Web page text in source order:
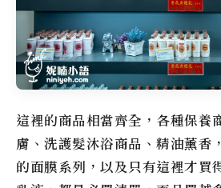
這裡的商品相當齊全，各種保養
膚、洗護髮沐浴商品、精油薰香
的面膜系列，以及只有這裡才買